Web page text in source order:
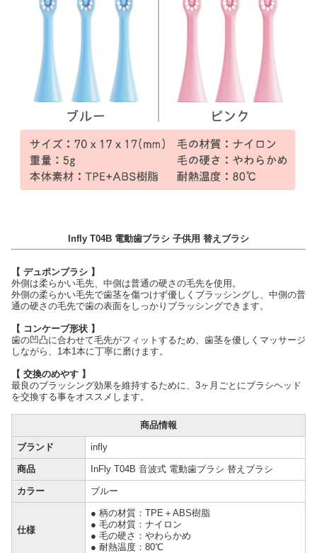
Infly T04B 電動歯ブラシ 子供用 替えブラシ
【 デュポンブラシ 】
外側は柔らかい毛先、中側は普通の硬さの毛先を使用。
外側の柔らかい毛先で歯茎を傷つけず優しくブラッシングし、中側の普
通の硬さの毛先で歯の表面をしっかりブラッシングできます。
【 コンケーブ形状 】
歯の凹凸に合わせて毛先がフィットするため、歯茎を優しくマッサージ
しながら、1本1本に丁寧に磨けます。
【 交換のめやす 】
最良のブラッシング効果を維持するために、3ヶ月ごとにブラシヘッド
を交換する事をオススメします。
商品情報
ブランド infly
商品 InFly T04B 音波式 電動歯ブラシ 替えブラシ
カラー ブルー
仕様
● 柄の材質：TPE＋ABS樹脂
● 毛の材質：ナイロン
● 毛の硬さ：やわらかめ
● 耐熱温度：80℃